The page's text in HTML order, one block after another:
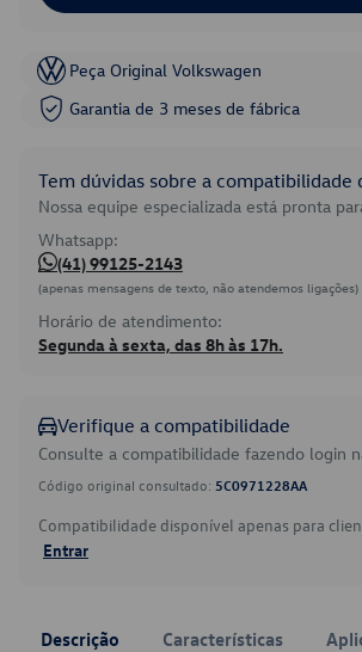
Peça Original Volkswagen
Garantia de 3 meses de fábrica
Tem dúvidas sobre a compatibilidade
Nossa equipe especializada está pronta
Whatsapp:
(41) 99125-2143
(apenas mensagens de texto, não atendemos ligações)
Horário de atendimento:
Segunda à sexta, das 8h às 17h.
Verifique a compatibilidade
Consulte a compatibilidade fazendo login
Código original consultado: 5C0971228AA
Compatibilidade disponível apenas para
Entrar
Descrição Características